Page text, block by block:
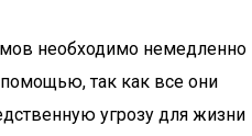
необходимо немедленно
так как все они
угрозу для жизни